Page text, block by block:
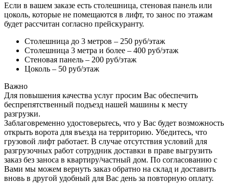
Если в вашем заказе есть столешница, стеновая панель или
цоколь, которые не помещаются в лифт, то занос по этажам
будет рассчитан согласно прейскуранту.
Столешница до 3 метров – 250 руб/этаж
Столешница 3 метра и более – 400 руб/этаж
Стеновая панель – 200 руб/этаж
Цоколь – 50 руб/этаж
Важно
Для повышения качества услуг просим Вас обеспечить
беспрепятственный подъезд нашей машины к месту
разгрузки.
Заблаговременно удостоверьтесь, что у Вас будет возможность
открыть ворота для въезда на территорию. Убедитесь, что
грузовой лифт работает. В случае отсутствия условий для
разгрузочных работ сотрудник доставки в праве выгрузить
заказ без заноса в квартиру/частный дом. По согласованию с
Вами мы можем вернуть заказ обратно на склад и доставить
вновь в другой удобный для Вас день за повторную оплату.